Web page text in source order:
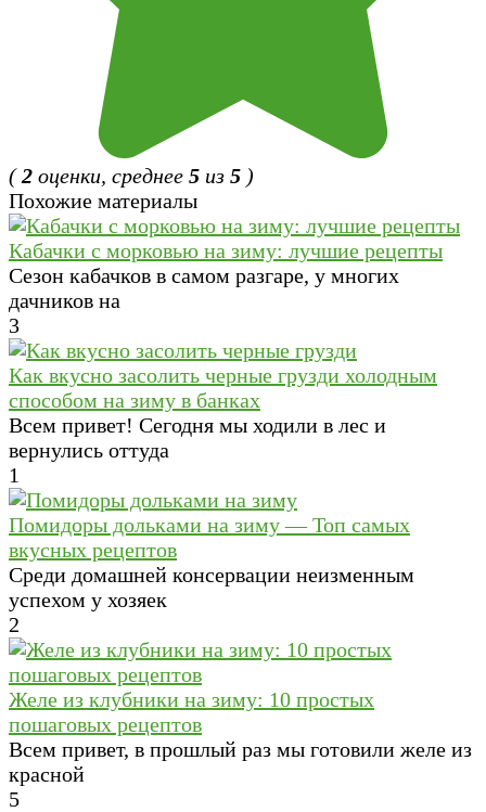
(2 оценки, среднее 5 из 5 )
Похожие материалы
Кабачки с морковью на зиму: лучшие рецепты
Сезон кабачков в самом разгаре, у многих
дачников на
3
Как вкусно засолить черные грузди холодным
способом на зиму в банках
Всем привет! Сегодня мы ходили в лес и
вернулись оттуда
1
Помидоры дольками на зиму — Топ самых
вкусных рецептов
Среди домашней консервации неизменным
успехом у хозяек
2
Желе из клубники на зиму: 10 простых
пошаговых рецептов
Всем привет, в прошлый раз мы готовили желе из
красной
5